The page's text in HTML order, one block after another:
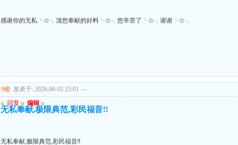
感谢你的无私╰☆╮顶您奉献的好料╰☆╮您辛苦了╰☆╮谢谢╰☆╮
9楼 发表于: 2026-06-02 23:01 ---
u 回复 u 编辑 u
无私奉献,极限典范,彩民福音!!
无私奉献,极限典范,彩民福音!!